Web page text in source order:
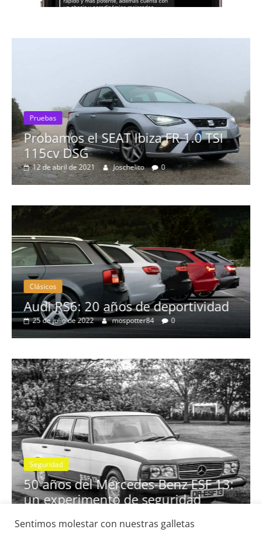
Pruebas
Probamos el SEAT Ibiza FR 1.0 TSI
115cv DSG
12 de abril de 2021 Joschelito 0
Clásicos
Audi RS6: 20 años de deportividad
25 de julio de 2022 mospotter84 0
Seguridad
50 años del Mercedes-Benz ESF 13:
un experimento de seguridad
Sentimos molestar con nuestras galletas